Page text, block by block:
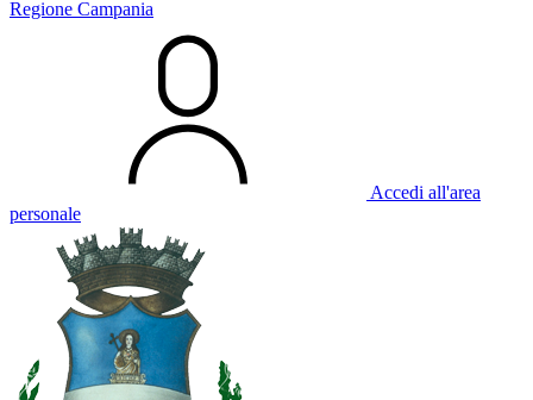
Regione Campania
Accedi all'area
personale